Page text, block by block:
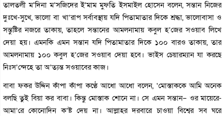
তালতলী ম’দিনা ম’সজিদের ই’মাম মুফতি ইসমাইল হোসেন বলেন, সন্তান নিজের
দুঃখে-সুখে, ভালো বা খা’রাপ সর্বাবস্থায় যদি পিতামাতার দিকে শ্রদ্ধা, ভালোবাসা ও
সন্তুষ্টির নজরে তাকায়, তাহলে সন্তানের আমলনামায় কবুল হ’জের সওয়াব লিখে
দেয়া হয়। এমনকি এমন সন্তান যদি পিতামাতার দিকে ১০০ বারও তাকায়, তার
আমলনামায় ১০০ কবুল হ’জের সওয়াব দেয়া হবে। ভাইস চেয়ারম্যান যা করছে
নিঃস’ন্দেহে তা অ’ত্যন্ত সওয়াবের কাজ।
বাবা ফকর উদ্দিন কাঁপা কাঁপা কণ্ঠে আধো আধো বলেন, ‘মোস্তাককে আমি অনেক
বলছি তুই বিয়া কর বাবা। কিন্তু মোস্তাক শোনে না। সে এমন সন্তান– ওর মায়েরে-
আমা’রে কোনোদিন ক’ষ্ট দেয় না। আল্লাহর দরবারে চাওয়া বিশ্বের সব ঘরে